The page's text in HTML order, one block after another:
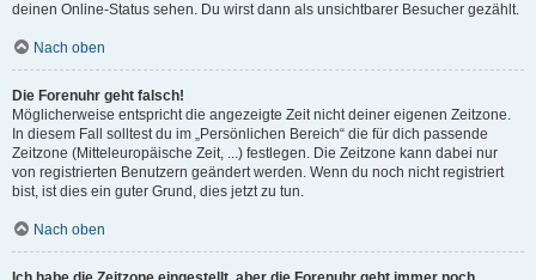
deinen Online-Status sehen. Du wirst dann als unsichtbarer Besucher gezählt.
Nach oben
Die Forenuhr geht falsch!
Möglicherweise entspricht die angezeigte Zeit nicht deiner eigenen Zeitzone.
In diesem Fall solltest du im „Persönlichen Bereich“ die für dich passende
Zeitzone (Mitteleuropäische Zeit, ...) festlegen. Die Zeitzone kann dabei nur
von registrierten Benutzern geändert werden. Wenn du noch nicht registriert
bist, ist dies ein guter Grund, dies jetzt zu tun.
Nach oben